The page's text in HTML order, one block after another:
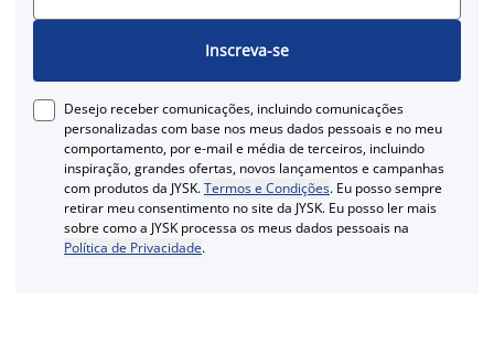
Inscreva-se
Desejo receber comunicações, incluindo comunicações
personalizadas com base nos meus dados pessoais e no meu
comportamento, por e-mail e média de terceiros, incluindo
inspiração, grandes ofertas, novos lançamentos e campanhas
com produtos da JYSK.Termos e Condições. Eu posso sempre
retirar meu consentimento no site da JYSK. Eu posso ler mais
sobre como a JYSK processa os meus dados pessoais na
Política de Privacidade.